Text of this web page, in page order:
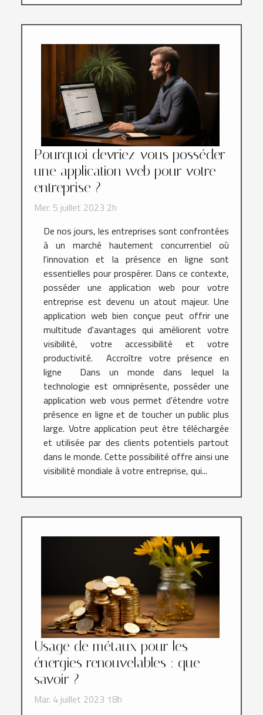
Pourquoi devriez-vous posséder
une application web pour votre
entreprise ?
Mer. 5 juillet 2023 2h
De nos jours, les entreprises sont confrontées
à un marché hautement concurrentiel où
l'innovation et la présence en ligne sont
essentielles pour prospérer. Dans ce contexte,
posséder une application web pour votre
entreprise est devenu un atout majeur. Une
application web bien conçue peut offrir une
multitude d'avantages qui améliorent votre
visibilité, votre accessibilité et votre
productivité. Accroître votre présence en
ligne Dans un monde dans lequel la
technologie est omniprésente, posséder une
application web vous permet d'étendre votre
présence en ligne et de toucher un public plus
large. Votre application peut être téléchargée
et utilisée par des clients potentiels partout
dans le monde. Cette possibilité offre ainsi une
visibilité mondiale à votre entreprise, qui...
Usage de métaux pour les
énergies renouvelables : que
savoir ?
Mar. 4 juillet 2023 18h